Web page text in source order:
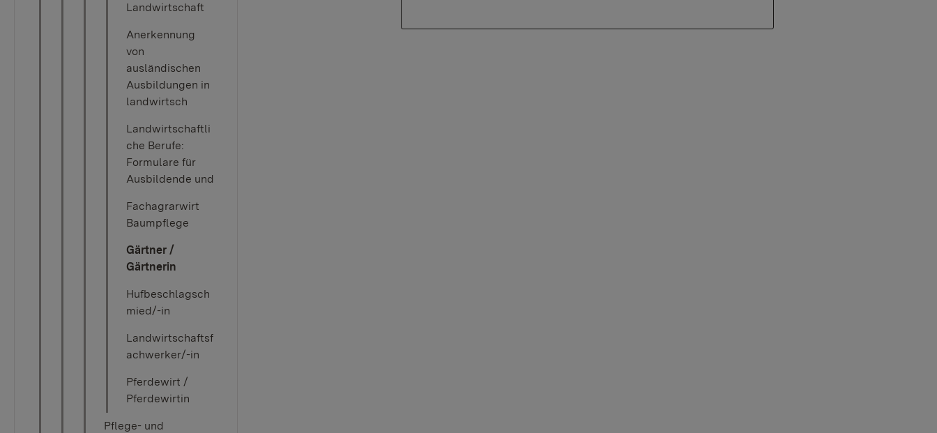
Landwirtschaft
Anerkennung
von
ausländischen
Ausbildungen in
landwirtsch
Landwirtschaftli
che Berufe:
Formulare für
Ausbildende und
Fachagrarwirt
Baumpflege
Gärtner /
Gärtnerin
Hufbeschlagsch
mied/-in
Landwirtschaftsf
achwerker/-in
Pferdewirt /
Pferdewirtin
Pflege- und